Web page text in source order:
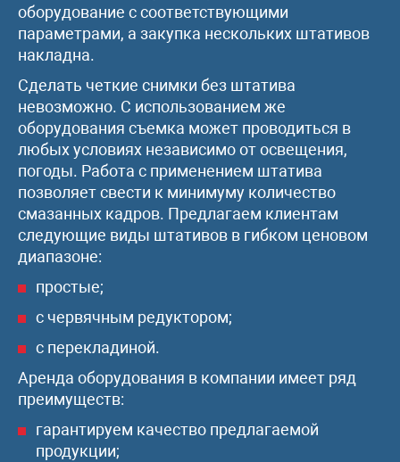
оборудование с соответствующими
параметрами, а закупка нескольких штативов
накладна.
Сделать четкие снимки без штатива
невозможно. С использованием же
оборудования съемка может проводиться в
любых условиях независимо от освещения,
погоды. Работа с применением штатива
позволяет свести к минимуму количество
смазанных кадров. Предлагаем клиентам
следующие виды штативов в гибком ценовом
диапазоне:
простые;
с червячным редуктором;
с перекладиной.
Аренда оборудования в компании имеет ряд
преимуществ:
гарантируем качество предлагаемой
продукции;